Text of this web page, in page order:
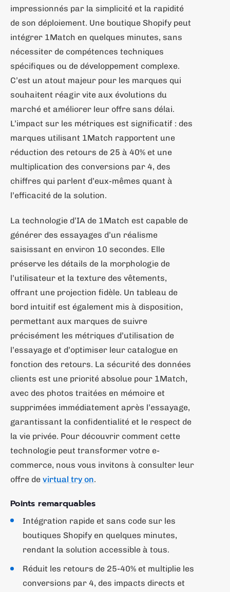
impressionnés par la simplicité et la rapidité
de son déploiement. Une boutique Shopify peut
intégrer 1Match en quelques minutes, sans
nécessiter de compétences techniques
spécifiques ou de développement complexe.
C’est un atout majeur pour les marques qui
souhaitent réagir vite aux évolutions du
marché et améliorer leur offre sans délai.
L’impact sur les métriques est significatif : des
marques utilisant 1Match rapportent une
réduction des retours de 25 à 40% et une
multiplication des conversions par 4, des
chiffres qui parlent d’eux-mêmes quant à
l’efficacité de la solution.
La technologie d’IA de 1Match est capable de
générer des essayages d’un réalisme
saisissant en environ 10 secondes. Elle
préserve les détails de la morphologie de
l’utilisateur et la texture des vêtements,
offrant une projection fidèle. Un tableau de
bord intuitif est également mis à disposition,
permettant aux marques de suivre
précisément les métriques d’utilisation de
l’essayage et d’optimiser leur catalogue en
fonction des retours. La sécurité des données
clients est une priorité absolue pour 1Match,
avec des photos traitées en mémoire et
supprimées immédiatement après l’essayage,
garantissant la confidentialité et le respect de
la vie privée. Pour découvrir comment cette
technologie peut transformer votre e-
commerce, nous vous invitons à consulter leur
offre de virtual try on.
Points remarquables
Intégration rapide et sans code sur les
boutiques Shopify en quelques minutes,
rendant la solution accessible à tous.
Réduit les retours de 25-40% et multiplie les
conversions par 4, des impacts directs et